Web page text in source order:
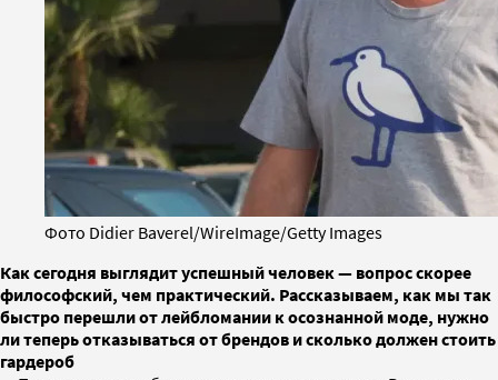
Фото Didier Baverel/WireImage/Getty Images
Как сегодня выглядит успешный человек — вопрос скорее
философский, чем практический. Рассказываем, как мы так
быстро перешли от лейбломании к осознанной моде, нужно
ли теперь отказываться от брендов и сколько должен стоить
гардероб